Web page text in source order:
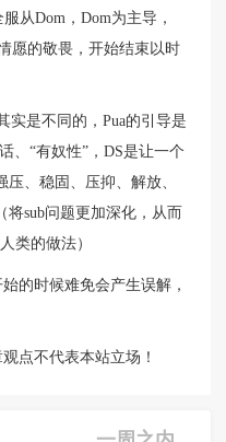
从Dom，Dom为主导，
愿的敬畏，开始结束以时
实是不同的，Pua的引导是
、“有奴性”，DS是让一个
、稳固、压抑、解放、
将sub问题更加深化，从而
类的做法）
的时候难免会产生误解，
点不代表本站立场！